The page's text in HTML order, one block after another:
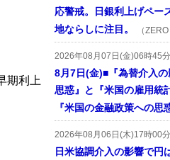
期利上
応警戒。日銀利上げペー
地ならしに注目。
（ZERO
2026年08月07日(金)06時45
8月7日(金)■『為替介入
思惑』と『米国の雇用統
『米国の金融政策への
2026年08月06日(木)17時00
日米協調介入の影響で円